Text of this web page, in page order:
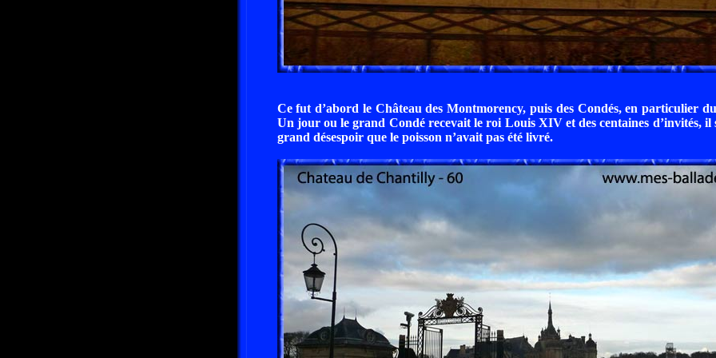
Ce fut d’abord le Château des Montmorency, puis des Condés, en particulier
Un jour ou le grand Condé recevait le roi Louis XIV et des centaines d’invités, il
grand désespoir que le poisson n’avait pas été livré.